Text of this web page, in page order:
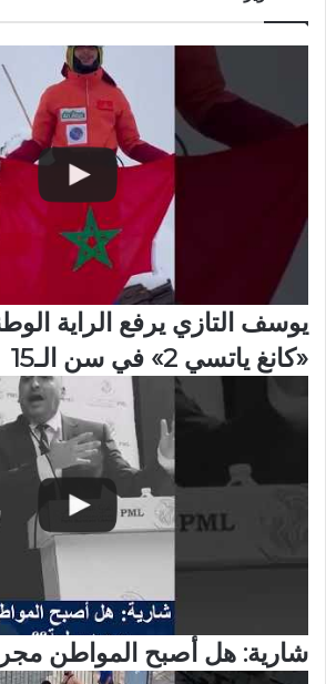
يوسف التازي يرفع الراية
«كانغ ياتسي 2» في سن الـ15
شارية: هل أصبح المواطن